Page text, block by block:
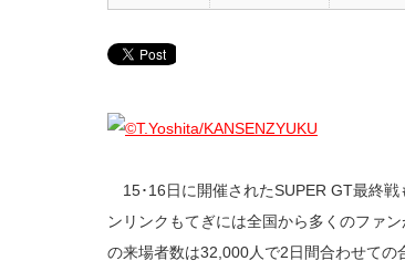
15･16日に開催されたSUPER GT最終戦
ンリンクもてぎには全国から多くのファ
の来場者数は32,000人で2日間合わせての